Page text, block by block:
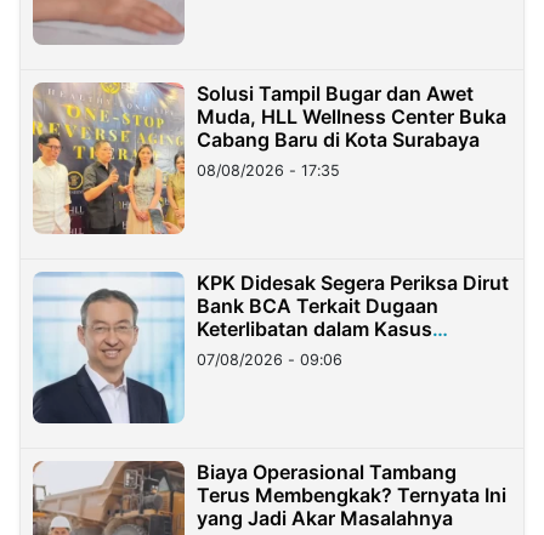
Solusi Tampil Bugar dan Awet
Muda, HLL Wellness Center Buka
Cabang Baru di Kota Surabaya
08/08/2026 - 17:35
KPK Didesak Segera Periksa Dirut
Bank BCA Terkait Dugaan
Keterlibatan dalam Kasus
Hilangnya Dana Nasabah Rp2,58
Miliar
07/08/2026 - 09:06
Biaya Operasional Tambang
Terus Membengkak? Ternyata Ini
yang Jadi Akar Masalahnya